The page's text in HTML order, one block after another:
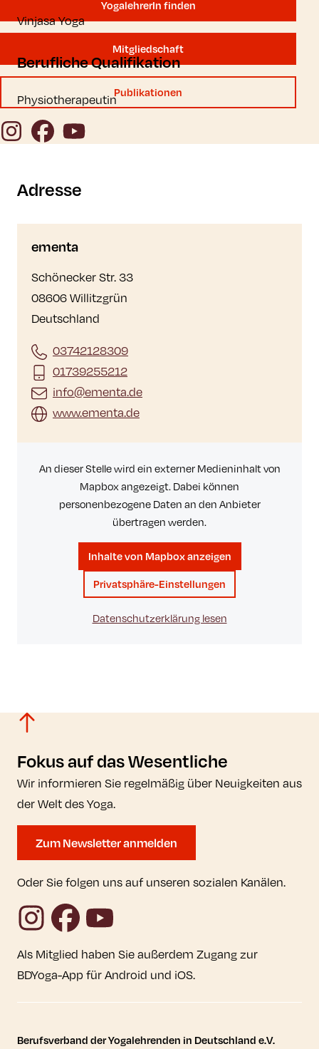
YogalehrerIn finden
Mitgliedschaft
Publikationen
InstagramFacebook
YouTube
Vinjasa Yoga
Berufliche Qualifikation
Physiotherapeutin
Adresse
ementa
Schönecker Str. 33
08606 Willitzgrün
Deutschland
03742128309
01739255212
info@ementa.de
www.ementa.de
An dieser Stelle wird ein externer Medieninhalt von
Mapbox angezeigt. Dabei können
personenbezogene Daten an den Anbieter
übertragen werden.
Inhalte von Mapbox anzeigen
Privatsphäre-Einstellungen
Datenschutzerklärung lesen
Fokus auf das Wesentliche
Wir informieren Sie regelmäßig über Neuigkeiten aus
der Welt des Yoga.
Zum Newsletter anmelden
Oder Sie folgen uns auf unseren sozialen Kanälen.
InstagramFacebookYouTube
Als Mitglied haben Sie außerdem Zugang zur
BDYoga-App für Android und iOS.
Kontaktdaten und weitere Links
Berufsverband der Yogalehrenden in Deutschland e.V.